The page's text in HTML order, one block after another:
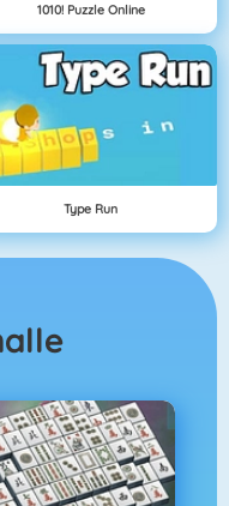
1010! Puzzle Online
Type Run